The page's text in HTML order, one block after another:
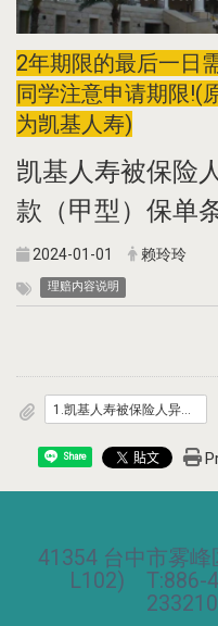
2年期限的最后一日
同学注意申请期限!(
为凯基人寿)
凯基人寿被保险
款（甲型）保单
2024-01-01 赖玲玲
理赔内容说明
Share
41354 台中市雾
L102) T:886-